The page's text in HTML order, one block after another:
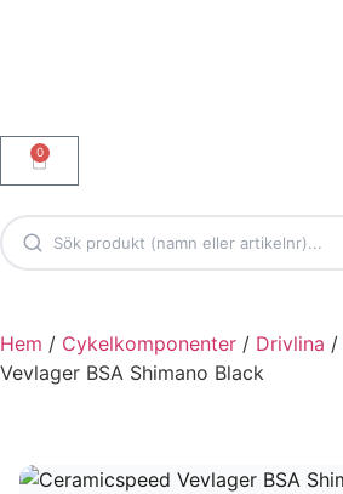
0
Hem / Cykelkomponenter / Drivlina /
Vevlager BSA Shimano Black